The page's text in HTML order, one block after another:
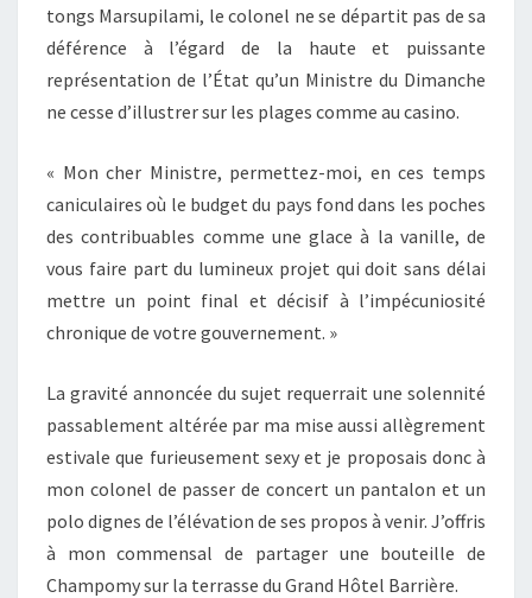
tongs Marsupilami, le colonel ne se départit pas de sa
déférence à l’égard de la haute et puissante
représentation de l’État qu’un Ministre du Dimanche
ne cesse d’illustrer sur les plages comme au casino.
« Mon cher Ministre, permettez-moi, en ces temps
caniculaires où le budget du pays fond dans les poches
des contribuables comme une glace à la vanille, de
vous faire part du lumineux projet qui doit sans délai
mettre un point final et décisif à l’impécuniosité
chronique de votre gouvernement. »
La gravité annoncée du sujet requerrait une solennité
passablement altérée par ma mise aussi allègrement
estivale que furieusement sexy et je proposais donc à
mon colonel de passer de concert un pantalon et un
polo dignes de l’élévation de ses propos à venir. J’offris
à mon commensal de partager une bouteille de
Champomy sur la terrasse du Grand Hôtel Barrière.